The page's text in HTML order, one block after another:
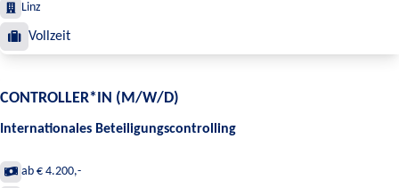
Linz
Vollzeit
CONTROLLER*IN (M/W/D)
Internationales Beteiligungscontrolling
ab € 4.200,-